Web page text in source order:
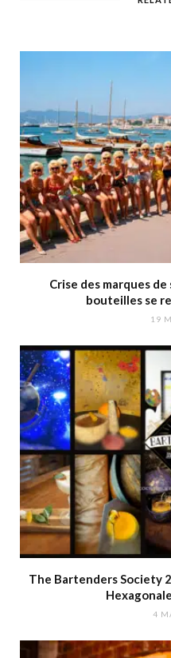
Crise des marques
bouteilles se
19
The Bartenders Society
4